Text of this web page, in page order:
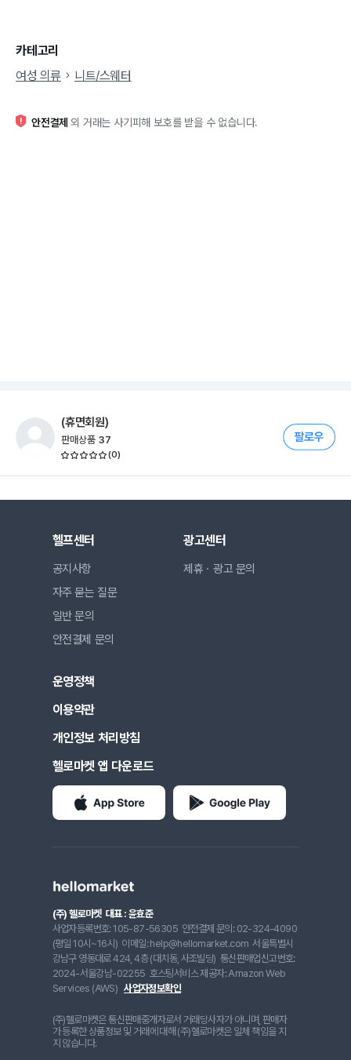
카테고리
여성 의류
니트/스웨터
안전결제 외 거래는 사기피해 보호를 받을 수 없습니다.
(휴면회원)
판매상품 37
(0)
헬프센터
공지사항
자주 묻는 질문
일반 문의
안전결제 문의
광고센터
제휴ㆍ광고 문의
운영정책
이용약관
개인정보 처리방침
헬로마켓 앱 다운로드
(주) 헬로마켓 대표 : 윤효준
사업자등록번호: 105-87-56305 안전결제 문의: 02-324-4090
(평일 10시~16시) 이메일: help@hellomarket.com 서울특별시
강남구 영동대로 424, 4층 (대치동, 사조빌딩) 통신판매업신고번호:
2024-서울강남-02255 호스팅서비스 제공자: Amazon Web
Services (AWS) 사업자정보확인
(주)헬로마켓은 통신판매중개자로서 거래당사자가 아니며, 판매자
가 등록한 상품정보 및 거래에 대해 (주)헬로마켓은 일체 책임을 지
지 않습니다.